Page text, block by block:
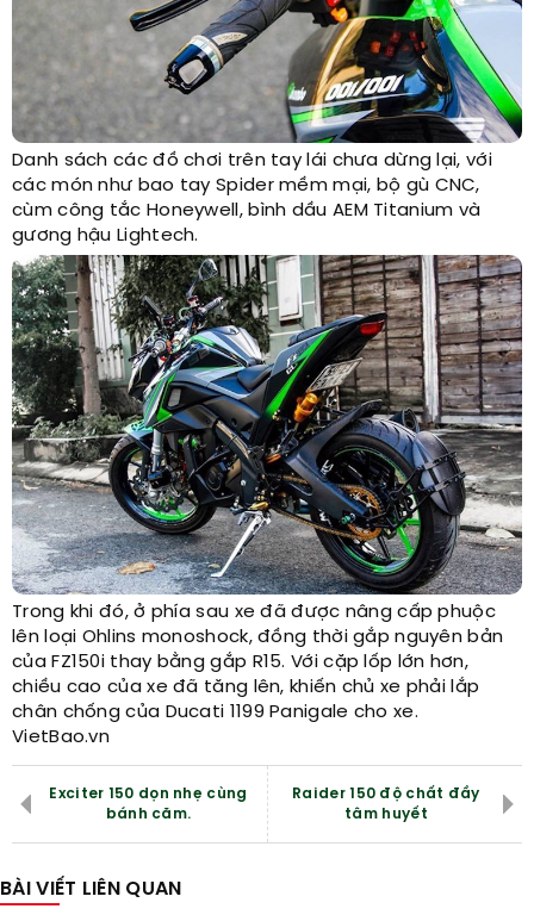
Danh sách các đồ chơi trên tay lái chưa dừng lại, với
các món như bao tay Spider mềm mại, bộ gù CNC,
cùm công tắc Honeywell, bình dầu AEM Titanium và
gương hậu Lightech.
Trong khi đó, ở phía sau xe đã được nâng cấp phuộc
lên loại Ohlins monoshock, đồng thời gắp nguyên bản
của FZ150i thay bằng gắp R15. Với cặp lốp lớn hơn,
chiều cao của xe đã tăng lên, khiến chủ xe phải lắp
chân chống của Ducati 1199 Panigale cho xe.
VietBao.vn
Exciter 150 dọn nhẹ cùng
bánh căm.
Raider 150 độ chất đầy
tâm huyết
BÀI VIẾT LIÊN QUAN